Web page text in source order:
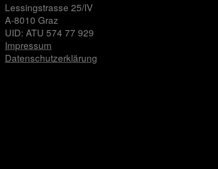
Lessingstrasse 25/IV
A-8010 Graz
UID: ATU 574 77 929
Impressum
Datenschutzerklärung